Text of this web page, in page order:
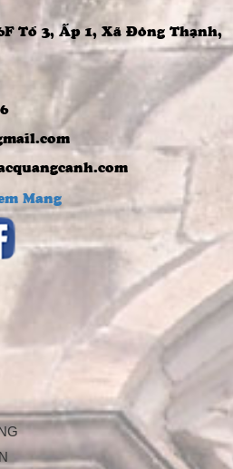
Việt Nam
Ngày nay, không khó
để được chiêm
ngưỡng những bức
tượng đồng...
4 Bước Quan Trọng
Trong Quy Trình
Đúc Tượng Chân
Dung Thạch Cao
Tượng chân dung
thạch cao là loại
tượng khá thông dụng
và rất...
Nghệ thuật điêu
khắc và báu vật gây
kinh ngạc ở đền cổ
Linh Kiếm
Trải qua thời gian,
mặc dù đã xuống
cấp, nhưng đền Linh
Kiếm ở...
Làm Thế Nào Để
Trang Trí Sự Kiện,
Lễ Hội Bắt Mắt Và
Độc Đáo
Hiện nay, càng ngày
càng có nhiều công ty
tổ chức sự kiện được...
Tổ 3, Ấp 1, Xã Đông Thạnh,